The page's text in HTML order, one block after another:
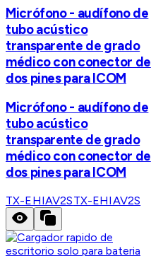
Micrófono - audífono de
tubo acústico
transparente de grado
médico con conector de
dos pines para ICOM
Micrófono - audífono de
tubo acústico
transparente de grado
médico con conector de
dos pines para ICOM
TX-EHIAV2STX-EHIAV2S